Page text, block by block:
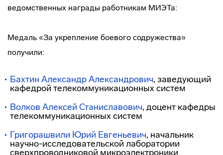
ведомственных награды работникам МИЭТа:
Медаль «За укрепление боевого содружества»
получили:
Бахтин Александр Александрович, заведующий
кафедрой телекоммуникационных систем
Волков Алексей Станиславович, доцент кафедры
телекоммуникационных систем
Григорашвили Юрий Евгеньевич, начальник
научно-исследовательской лаборатории
сверхпроводниковой микроэлектроники